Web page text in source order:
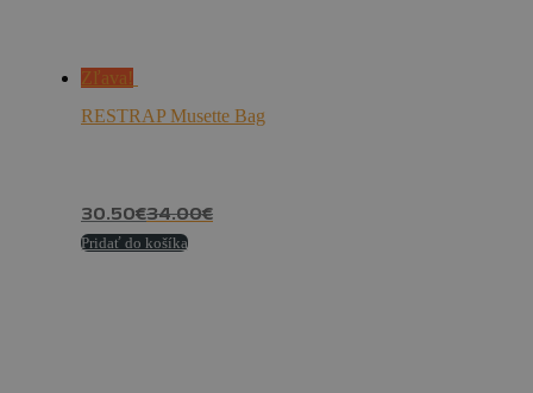
Zľava!
RESTRAP Musette Bag
30.50€34.00€
Pridať do košíka